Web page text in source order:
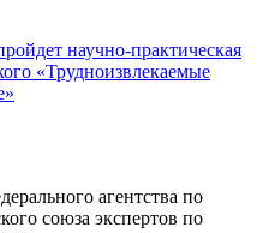
научно-практическая
«Трудноизвлекаемые
агентства по
союза экспертов по